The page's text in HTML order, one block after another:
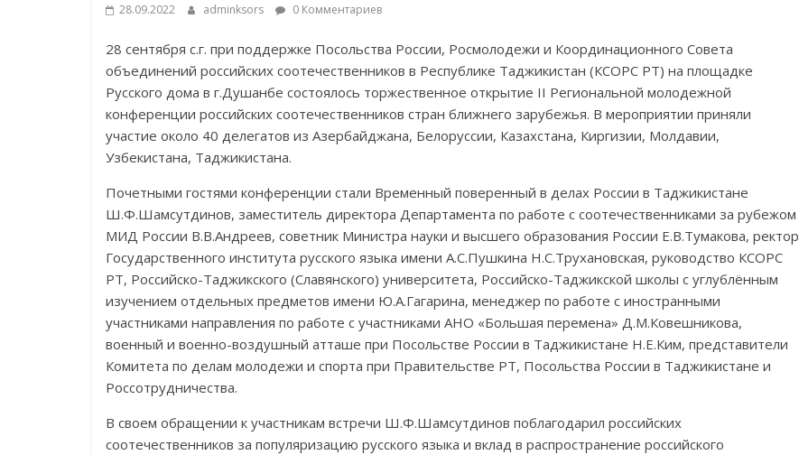
28.09.2022 adminksors 0 Комментариев
28 сентября с.г. при поддержке Посольства России, Росмолодежи и Координационного Совета
объединений российских соотечественников в Республике Таджикистан (КСОРС РТ) на площадке
Русского дома в г.Душанбе состоялось торжественное открытие II Региональной молодежной
конференции российских соотечественников стран ближнего зарубежья. В мероприятии приняли
участие около 40 делегатов из Азербайджана, Белоруссии, Казахстана, Киргизии, Молдавии,
Узбекистана, Таджикистана.
Почетными гостями конференции стали Временный поверенный в делах России в Таджикистане
Ш.Ф.Шамсутдинов, заместитель директора Департамента по работе с соотечественниками за рубежом
МИД России В.В.Андреев, советник Министра науки и высшего образования России Е.В.Тумакова, ректор
Государственного института русского языка имени А.С.Пушкина Н.С.Трухановская, руководство КСОРС
РТ, Российско-Таджикского (Славянского) университета, Российско-Таджикской школы с углублённым
изучением отдельных предметов имени Ю.А.Гагарина, менеджер по работе с иностранными
участниками направления по работе с участниками АНО «Большая перемена» Д.М.Ковешникова,
военный и военно-воздушный атташе при Посольстве России в Таджикистане Н.Е.Ким, представители
Комитета по делам молодежи и спорта при Правительстве РТ, Посольства России в Таджикистане и
Россотрудничества.
В своем обращении к участникам встречи Ш.Ф.Шамсутдинов поблагодарил российских
соотечественников за популяризацию русского языка и вклад в распространение российского